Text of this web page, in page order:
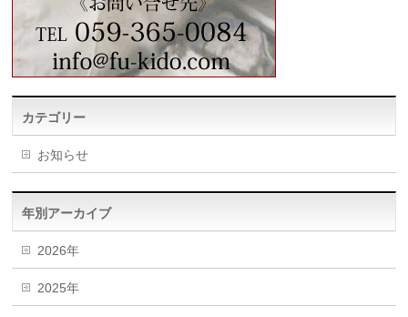
カテゴリー
お知らせ
年別アーカイブ
2026年
2025年